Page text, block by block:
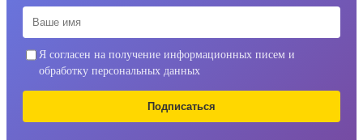
Я согласен на получение информационных писем и
обработку персональных данных
Подписаться